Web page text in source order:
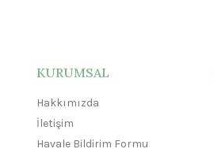
KURUMSAL
Hakkımızda
İletişim
Havale Bildirim Formu